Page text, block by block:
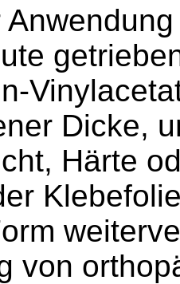
Dicke,
Härte
von